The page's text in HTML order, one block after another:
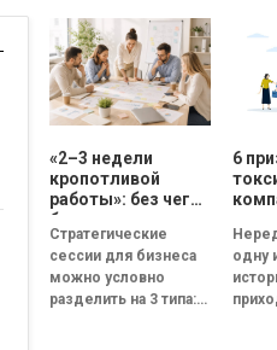
«2–3 недели
кропотливой
работы»: без чего
бизнесу нет
смысла
проводить
стратегическую
сессию
Стратегические
сессии для бизнеса
можно условно
разделить на 3 типа:
6
одну